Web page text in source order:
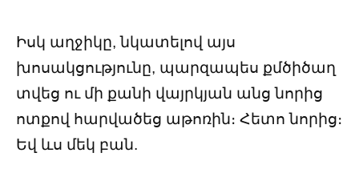
Իսկ աղջիկը, նկատելով այս
խոսակցությունը, պարզապես քմծիծաղ
տվեց ու մի քանի վայրկյան անց նորից
ոտքով հարվածեց աթոռին։ Հետո նորից։
Եվ ևս մեկ բան.